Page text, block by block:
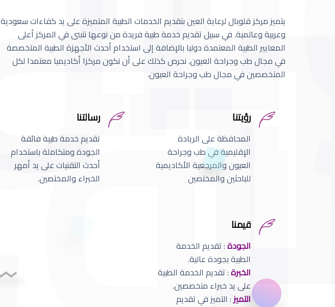
يتميز مركز قلوبال لرعاية العين بتقديم الخدمات الطبية المتميزة على يد كفاءات سعودية
وعربية وعالمية. في سبيل تقديم خدمة طبية فريدة من نوعها نتبنى في المركز أعلى
المعايير الطبية المعتمدة دوليا بالإضافة إلى استخدام أحدث الأجهزة الطبية المتخصصة
في مجال طب وجراحة العيون. نحرص كذلك على أن نكون مركزا أكاديميا معتمدا لكل
المتخصصين في مجال طب وجراحة العيون.
رؤيتنا
المحافظة على الريادة
الإقليمية في طب وجراحة
العيون والمرجعية الأكاديمية
للباحثين والمختصين
رسالتنا
تقديم خدمة طبية فائقة
الجودة ومتكاملة باستخدام
أحدث التقنيات على يد أمهر
الخبراء والمختصين.
قيمنا
الجودة: تقديم الخدمة
الطبية بجودة عالية.
الخبرة: تقديم الخدمة الطبية
على يد خبراء متخصصين.
التميز: التميز في تقديم